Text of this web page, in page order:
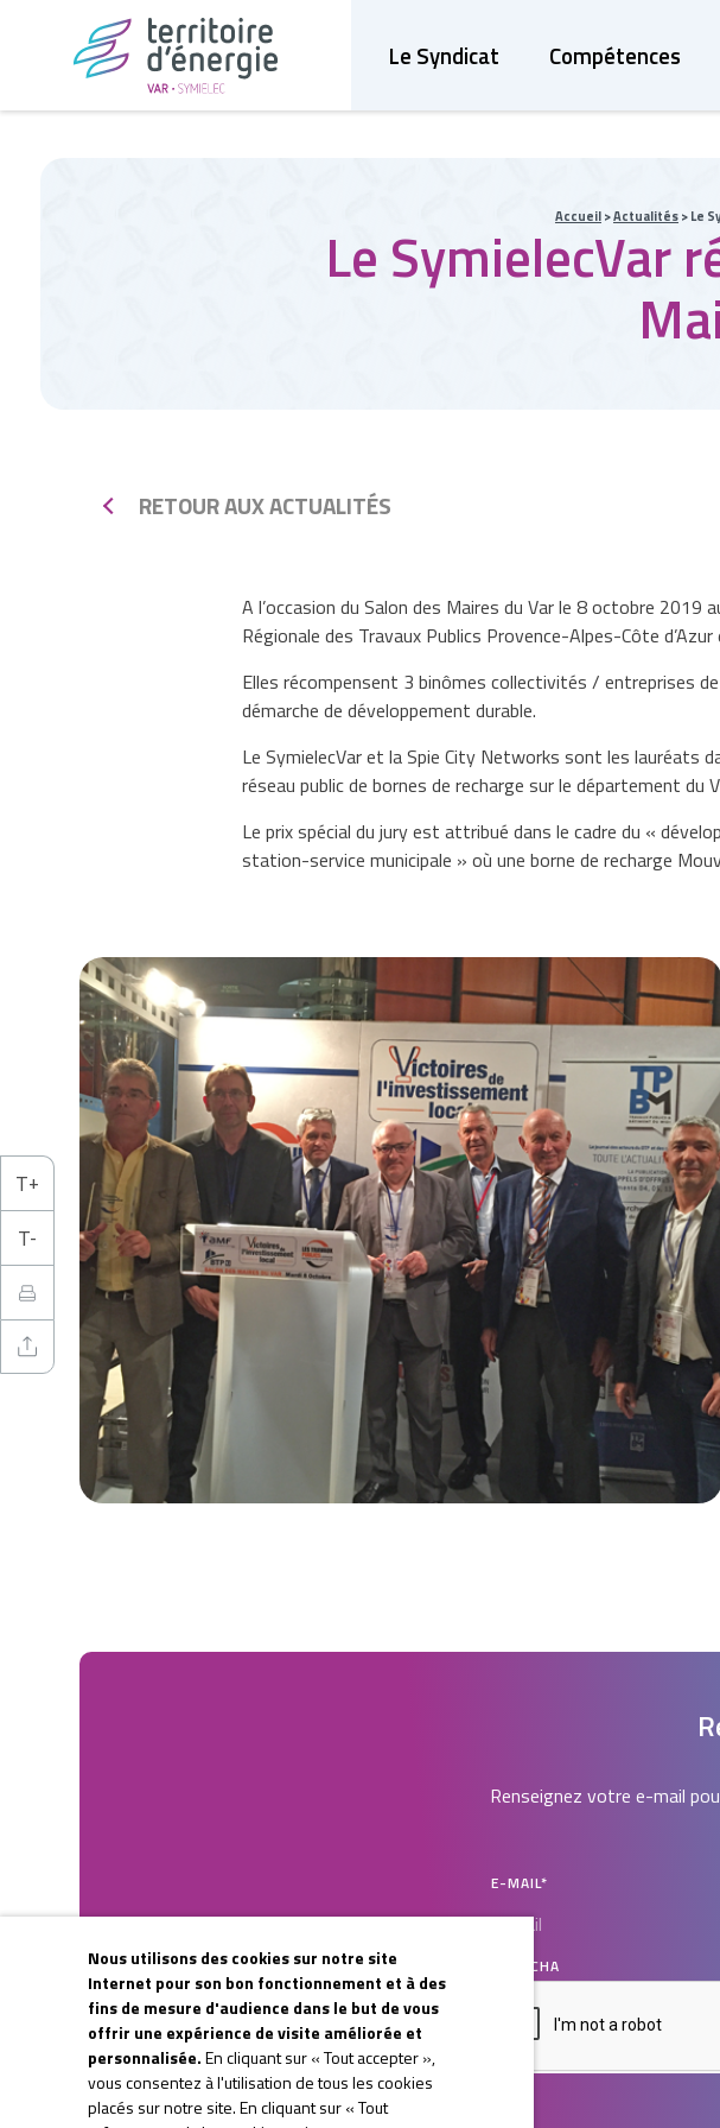
Le Syndicat Compétences
Accueil>Actualités>Le
Le SymielecVar
RETOUR AUX ACTUALITÉS
A l’occasion du Salon des Maires du Var le 8 octobre 2019
Régionale des Travaux Publics Provence-Alpes-Côte
Elles récompensent 3 binômes collectivités / entreprises
démarche de développement durable.
Le SymielecVar et la Spie City Networks sont les lauréats
réseau public de bornes de recharge sur le département du
Le prix spécial du jury est attribué dans le cadre du «
station-service municipale » où une borne de recharge
Renseignez votre e-mail
E-MAIL*
CAPTCHA
Nous utilisons des cookies sur notre site
Internet pour son bon fonctionnement et à des
fins de mesure d'audience dans le but de vous
offrir une expérience de visite améliorée et
personnalisée.En cliquant sur « Tout accepter »,
vous consentez à l'utilisation de tous les cookies
placés sur notre site. En cliquant sur « Tout